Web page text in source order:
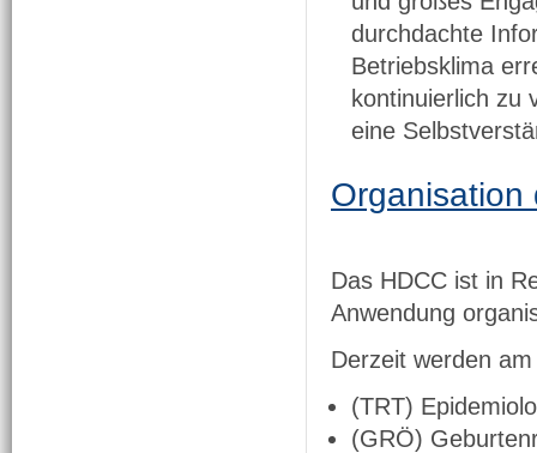
durchdachte
Betriebsklima
kontinuierlich zu
eine
Organisation
Das HDCC ist in
Anwendung
Derzeit werden
(TRT)
(GRÖ)